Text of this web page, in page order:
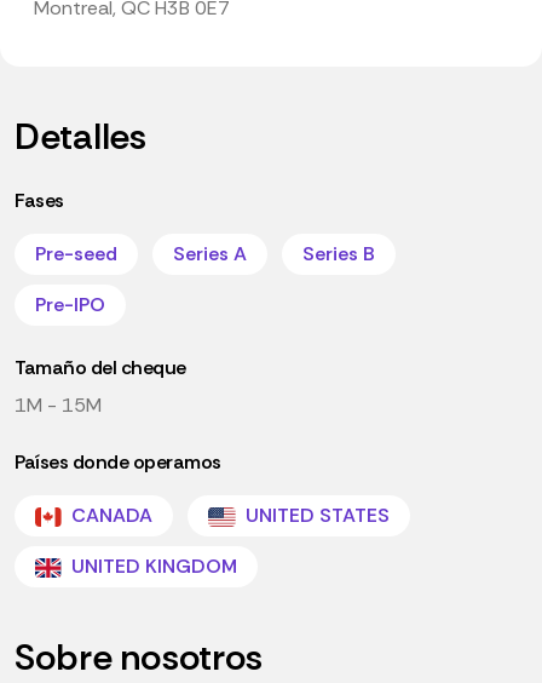
Montreal, QC H3B 0E7
Detalles
Fases
Pre-seed Series A
Series B
Pre-IPO
Tamaño del cheque
1M - 15M
Países donde operamos
CANADA
UNITED STATES
UNITED KINGDOM
Sobre nosotros